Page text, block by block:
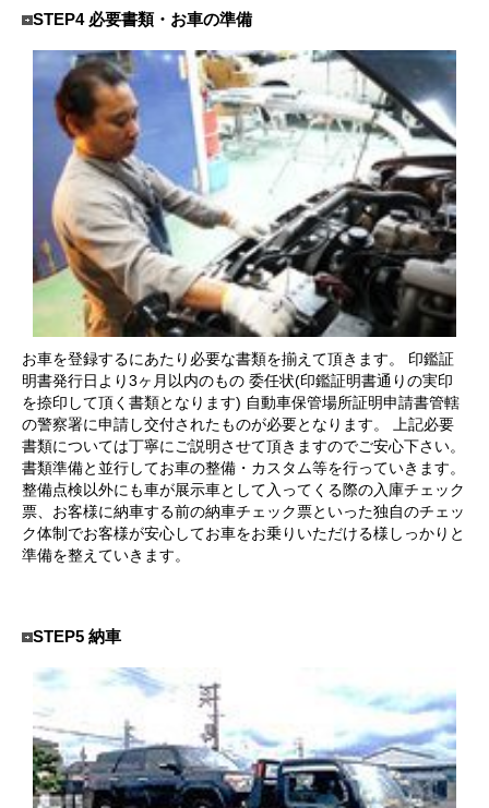
STEP4 必要書類・お車の準備
お車を登録するにあたり必要な書類を揃えて頂きます。 印鑑証
明書発行日より3ヶ月以内のもの 委任状(印鑑証明書通りの実印
を捺印して頂く書類となります) 自動車保管場所証明申請書管轄
の警察署に申請し交付されたものが必要となります。 上記必要
書類については丁寧にご説明させて頂きますのでご安心下さい。
書類準備と並行してお車の整備・カスタム等を行っていきます。
整備点検以外にも車が展示車として入ってくる際の入庫チェック
票、お客様に納車する前の納車チェック票といった独自のチェッ
ク体制でお客様が安心してお車をお乗りいただける様しっかりと
準備を整えていきます。
STEP5 納車